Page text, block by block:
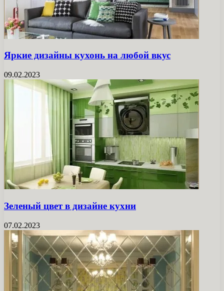
Яркие дизайны кухонь на любой вкус
09.02.2023
Зеленый цвет в дизайне кухни
07.02.2023